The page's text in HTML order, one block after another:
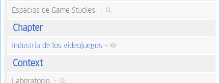
Espacios de Game Studies +
Chapter
Industria de los videojuegos +
Context
Laboratorio +